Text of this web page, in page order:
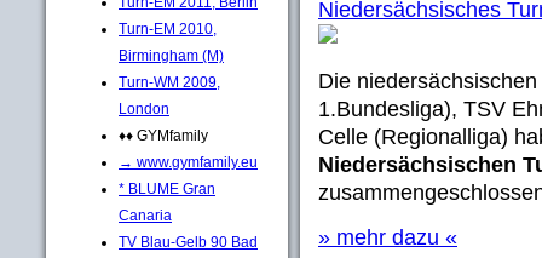
Turn-EM 2010,
Birmingham (M)
Turn-WM 2009,
London
♦♦ GYMfamily
→ www.gymfamily.eu
* BLUME Gran
Canaria
TV Blau-Gelb 90 Bad
Niedersächsisches
Die
1.Bundesliga), TSV
Celle (Regionalliga)
Niedersächsischen
» mehr dazu «